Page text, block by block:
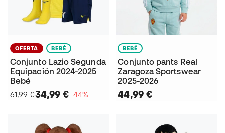
OFERTA BEBÉ
Conjunto Lazio Segunda
Equipación 2024-2025
Bebé
61,99 €34,99 €−44%
BEBÉ
Conjunto pants Real
Zaragoza Sportswear
2025-2026
44,99 €